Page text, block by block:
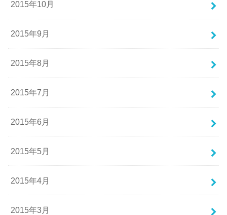
2015年10月
2015年9月
2015年8月
2015年7月
2015年6月
2015年5月
2015年4月
2015年3月